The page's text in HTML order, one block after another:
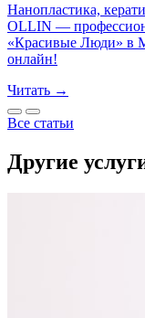
Нанопластика,
OLLIN —
«Красивые Люди» в
онлайн!
Читать →
Все статьи
Другие